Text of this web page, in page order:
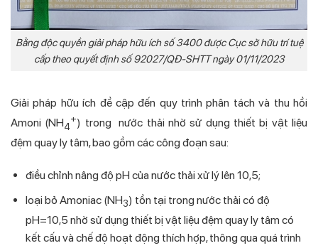
Bằng độc quyền giải pháp hữu ích số 3400 được Cục sở hữu trí tuệ
cấp theo quyết định số 92027/QĐ-SHTT ngày 01/11/2023
Giải pháp hữu ích đề cập đến quy trình phân tách và thu hồi
Amoni (NH4
+) trong nước thải nhờ sử dụng thiết bị vật liệu
đệm quay ly tâm, bao gồm các công đoạn sau:
điều chỉnh nâng độ pH của nước thải xử lý lên 10,5;
loại bỏ Amoniac (NH3) tồn tại trong nước thải có độ
pH=10,5 nhờ sử dụng thiết bị vật liệu đệm quay ly tâm có
kết cấu và chế độ hoạt động thích hợp, thông qua quá trình